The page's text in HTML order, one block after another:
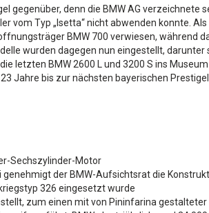
gegenüber, denn die BMW AG
vom Typ „Isetta“ nicht abwenden konnte.
BMW 700 verwiesen, während
wurden dagegen nun eingestellt,
letzten BMW 2600 L und 3200 S ins
Jahre bis zur nächsten bayerischen
Sechszylinder-Motor
der BMW-Aufsichtsrat die
326 eingesetzt wurde
zum einen mit von Pininfarina